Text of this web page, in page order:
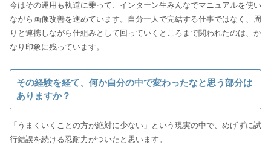
今はその運用も軌道に乗って、インターン生みんなでマニュアルを使い
ながら画像改善を進めています。自分一人で完結する仕事ではなく、周
りと連携しながら仕組みとして回っていくところまで関われたのは、か
なり印象に残っています。
その経験を経て、何か自分の中で変わったなと思う部分は
ありますか？
「うまくいくことの方が絶対に少ない」という現実の中で、めげずに試
行錯誤を続ける忍耐力がついたと思います。